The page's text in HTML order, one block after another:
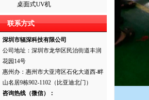
桌面式UV机
联系方式
深圳市辐深科技有限公司
公司地址：深圳市龙华区民治街道丰润
花园14号
惠州办：惠州市大亚湾区石化大道西-畔
山名居9栋902-1102（比亚迪北门）
咨询热线（微信）：